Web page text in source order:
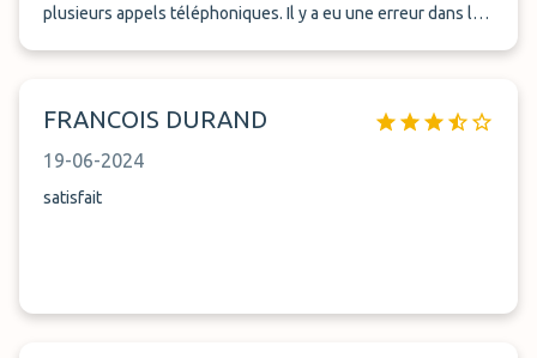
plusieurs appels téléphoniques. Il y a eu une erreur dans le
FRANCOIS DURAND
19-06-2024
satisfait